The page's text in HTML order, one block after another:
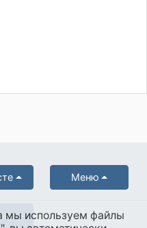
Меню
мы используем файлы